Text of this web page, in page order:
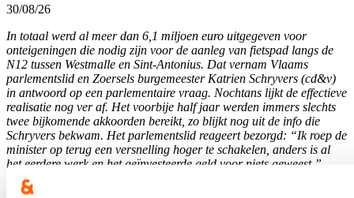
30/08/26
In totaal werd al meer dan 6,1 miljoen euro uitgegeven voor
onteigeningen die nodig zijn voor de aanleg van fietspad langs de
N12 tussen Westmalle en Sint-Antonius. Dat vernam Vlaams
parlementslid en Zoersels burgemeester Katrien Schryvers (cd&v)
in antwoord op een parlementaire vraag. Nochtans lijkt de effectieve
realisatie nog ver af. Het voorbije half jaar werden immers slechts
twee bijkomende akkoorden bereikt, zo blijkt nog uit de info die
Schryvers bekwam. Het parlementslid reageert bezorgd: “Ik roep de
minister op terug een versnelling hoger te schakelen, anders is al
het eerdere werk en het geïnvesteerde geld voor niets geweest.”
Lees meer